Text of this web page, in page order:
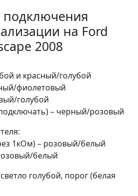
подключения
на Ford
2008
и красный/голубой
фиолетовый
голубой
– черный/розовый
1кОм) – розовый/белый
белый
голубой, порог (белая